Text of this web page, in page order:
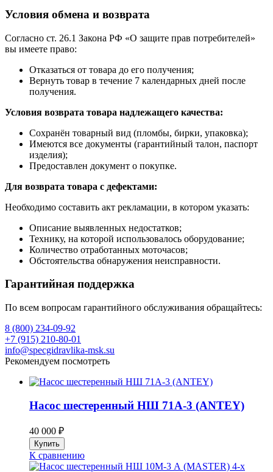
Условия обмена и возврата
Согласно ст. 26.1 Закона РФ «О защите прав потребителей»
вы имеете право:
Отказаться от товара до его получения;
Вернуть товар в течение 7 календарных дней после
получения.
Условия возврата товара надлежащего качества:
Сохранён товарный вид (пломбы, бирки, упаковка);
Имеются все документы (гарантийный талон, паспорт
изделия);
Предоставлен документ о покупке.
Для возврата товара с дефектами:
Необходимо составить акт рекламации, в котором указать:
Описание выявленных недостатков;
Технику, на которой использовалось оборудование;
Количество отработанных моточасов;
Обстоятельства обнаружения неисправности.
Гарантийная поддержка
По всем вопросам гарантийного обслуживания обращайтесь:
8 (800) 234-09-92
+7 (915) 210-80-01
info@specgidravlika-msk.su
Рекомендуем посмотреть
Насос шестеренный НШ 71А-3 (ANTEY)
40 000 ₽
К сравнению